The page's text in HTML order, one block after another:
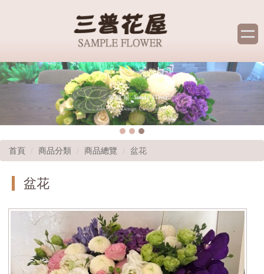
首頁 商品分類 商品總覽 盆花
盆花